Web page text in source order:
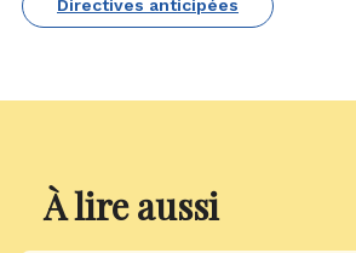
Directives anticipées
À lire aussi